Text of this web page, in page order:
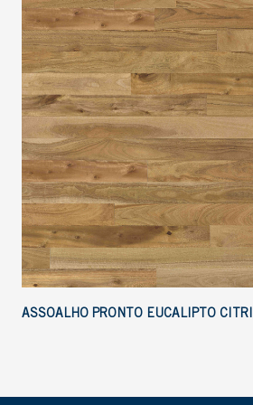
ASSOALHO PRONTO EUCALIPTO CITRI